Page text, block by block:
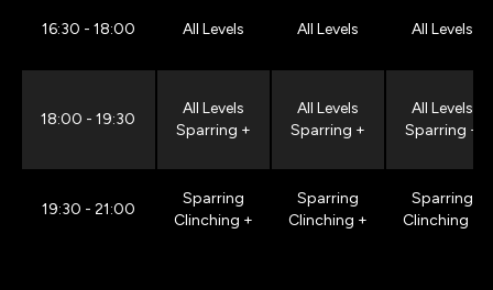
16:30 - 18:00 All Levels All Levels All Levels
18:00 - 19:30
All Levels
Sparring +
All Levels
Sparring +
All Levels
Sparring +
19:30 - 21:00
Sparring
Clinching +
Sparring
Clinching +
Sparring
Clinching +